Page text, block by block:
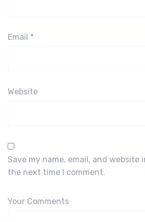
Email *
Website
Save my name, email, and website
the next time I comment.
Your Comments